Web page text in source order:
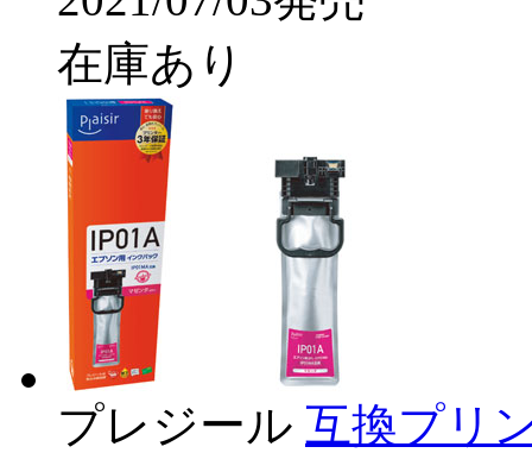
在庫あり
プレジール 互換プリ